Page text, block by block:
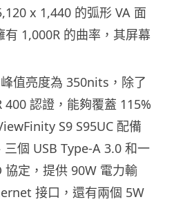
x 1,440 的弧形 VA 面
1,000R 的曲率，其屏幕
值亮度為 350nits，除了
400 認證，能夠覆蓋 115%
S9 S95UC 配備
個 USB Type-A 3.0 和一
協定，提供 90W 電力輸
接口，還有兩個 5W